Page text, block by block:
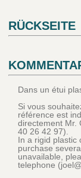
RÜCKSEITE
Dans un étui
Si vous
référence est
directement Mr.
40 26 42 97).
In a rigid plastic
purchase
unavailable,
telephone